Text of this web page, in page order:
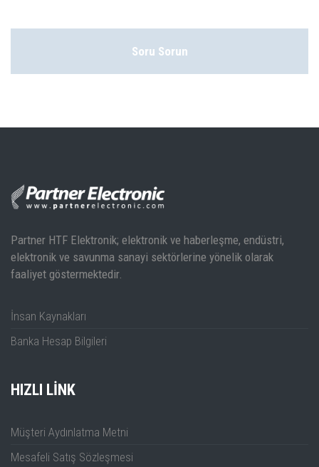
Soru Sorun
Partner HTF Elektronik; elektronik ve haberleşme, endüstri,
elektronik ve savunma sanayi sektörlerine yönelik olarak
faaliyet göstermektedir.
İnsan Kaynakları
Banka Hesap Bilgileri
HIZLI LINK
Müşteri Aydınlatma Metni
Mesafeli Satış Sözleşmesi